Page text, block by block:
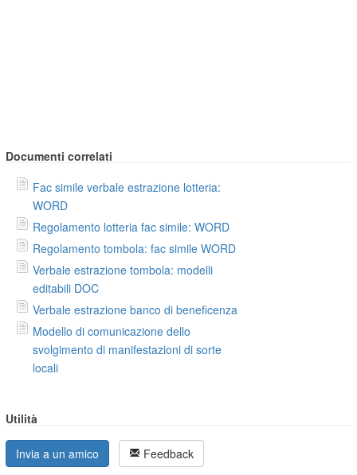
Documenti correlati
Fac simile verbale estrazione lotteria:
WORD
Regolamento lotteria fac simile: WORD
Regolamento tombola: fac simile WORD
Verbale estrazione tombola: modelli
editabili DOC
Verbale estrazione banco di beneficenza
Modello di comunicazione dello
svolgimento di manifestazioni di sorte
locali
Utilità
Invia a un amico Feedback